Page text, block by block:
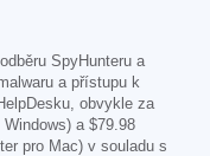
SpyHunteru a
a přístupu k
obvykle za
a $79.98
pro Mac) v souladu s